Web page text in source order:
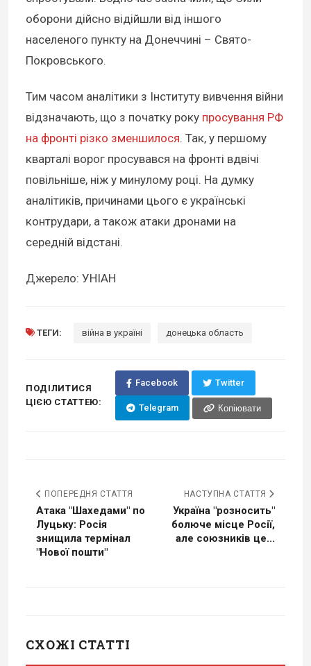
оборони дійсно відійшли від іншого
населеного пункту на Донеччині – Свято-
Покровського.
Тим часом аналітики з Інституту вивчення війни
відзначають, що з початку року просування РФ
на фронті різко зменшилося. Так, у першому
кварталі ворог просувався на фронті вдвічі
повільніше, ніж у минулому році. На думку
аналітиків, причинами цього є українські
контрудари, а також атаки дронами на
середній відстані.
Джерело: УНІАН
ТЕГИ: війна в україні донецька область
ПОДІЛИТИСЯ
ЦІЄЮ СТАТТЕЮ:
Facebook Twitter
Telegram Копіювати
ПОПЕРЕДНЯ СТАТТЯ
Атака "Шахедами" по
Луцьку: Росія
знищила термінал
"Нової пошти"
НАСТУПНА СТАТТЯ
Україна "розносить"
болюче місце Росії,
але союзників це...
СХОЖІ СТАТТІ